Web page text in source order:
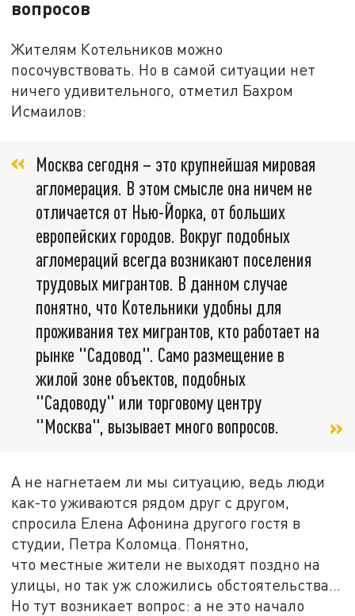
вопросов
Жителям Котельников можно
посочувствовать. Но в самой ситуации нет
ничего удивительного, отметил Бахром
Исмаилов:
Москва сегодня – это крупнейшая мировая
агломерация. В этом смысле она ничем не
отличается от Нью-Йорка, от больших
европейских городов. Вокруг подобных
агломераций всегда возникают поселения
трудовых мигрантов. В данном случае
понятно, что Котельники удобны для
проживания тех мигрантов, кто работает на
рынке "Садовод". Само размещение в
жилой зоне объектов, подобных
"Садоводу" или торговому центру
"Москва", вызывает много вопросов.
А не нагнетаем ли мы ситуацию, ведь люди
как-то уживаются рядом друг с другом,
спросила Елена Афонина другого гостя в
студии, Петра Коломца. Понятно,
что местные жители не выходят поздно на
улицы, но так уж сложились обстоятельства…
Но тут возникает вопрос: а не это начало